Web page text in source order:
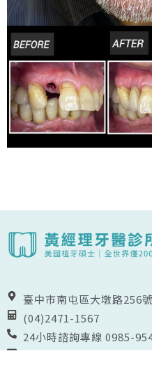
臺中市南屯區大墩路256
(04)2471-1567
24小時諮詢專線 0985-